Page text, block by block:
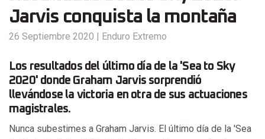
Jarvis conquista la montaña
26 Septiembre 2020 | Enduro Extremo
Los resultados del último día de la 'Sea to Sky
2020' donde Graham Jarvis sorprendió
llevándose la victoria en otra de sus actuaciones
magistrales.
Nunca subestimes a Graham Jarvis. El último día de la 'Sea